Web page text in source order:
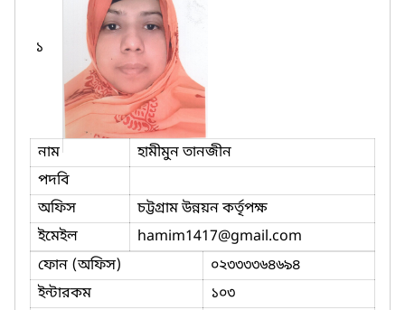
১
নাম
হামীমুন তানজীন
পদবি
অফিস
চট্টগ্রাম উন্নয়ন কর্তৃপক্ষ
ইমেইল
hamim1417@gmail.com
ফোন (অফিস)
০২৩৩৩৩৬৪৬৯৪
ইন্টারকম
১০৩